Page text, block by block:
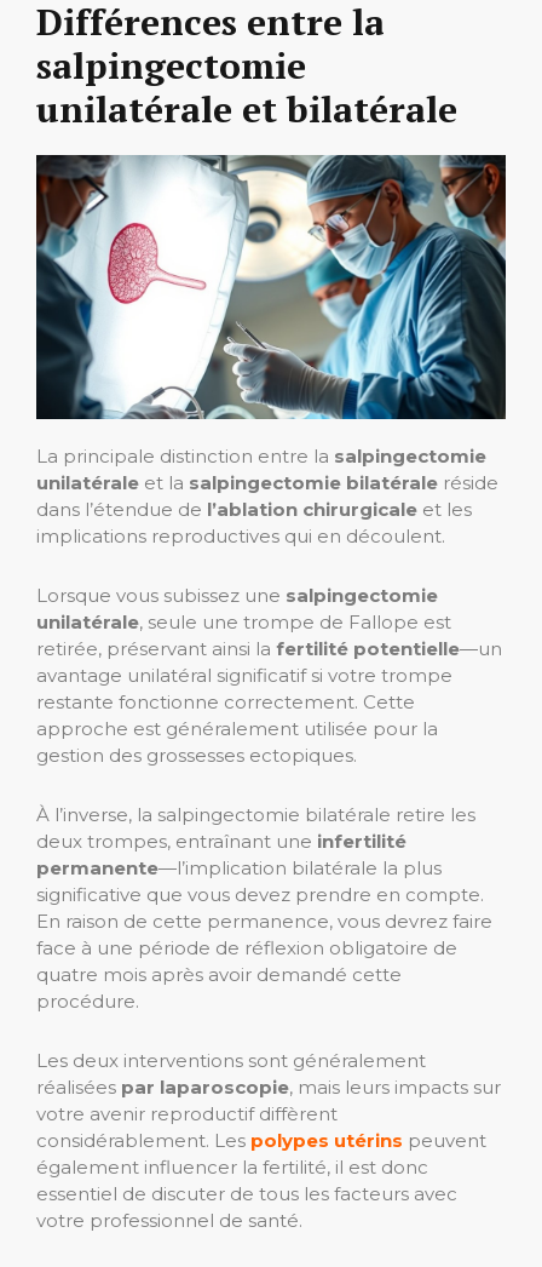
Différences entre la
salpingectomie
unilatérale et bilatérale
La principale distinction entre la salpingectomie
unilatérale et la salpingectomie bilatérale réside
dans l’étendue de l’ablation chirurgicale et les
implications reproductives qui en découlent.
Lorsque vous subissez une salpingectomie
unilatérale, seule une trompe de Fallope est
retirée, préservant ainsi la fertilité potentielle—un
avantage unilatéral significatif si votre trompe
restante fonctionne correctement. Cette
approche est généralement utilisée pour la
gestion des grossesses ectopiques.
À l’inverse, la salpingectomie bilatérale retire les
deux trompes, entraînant une infertilité
permanente—l’implication bilatérale la plus
significative que vous devez prendre en compte.
En raison de cette permanence, vous devrez faire
face à une période de réflexion obligatoire de
quatre mois après avoir demandé cette
procédure.
Les deux interventions sont généralement
réalisées par laparoscopie, mais leurs impacts sur
votre avenir reproductif diffèrent
considérablement. Les polypes utérins peuvent
également influencer la fertilité, il est donc
essentiel de discuter de tous les facteurs avec
votre professionnel de santé.